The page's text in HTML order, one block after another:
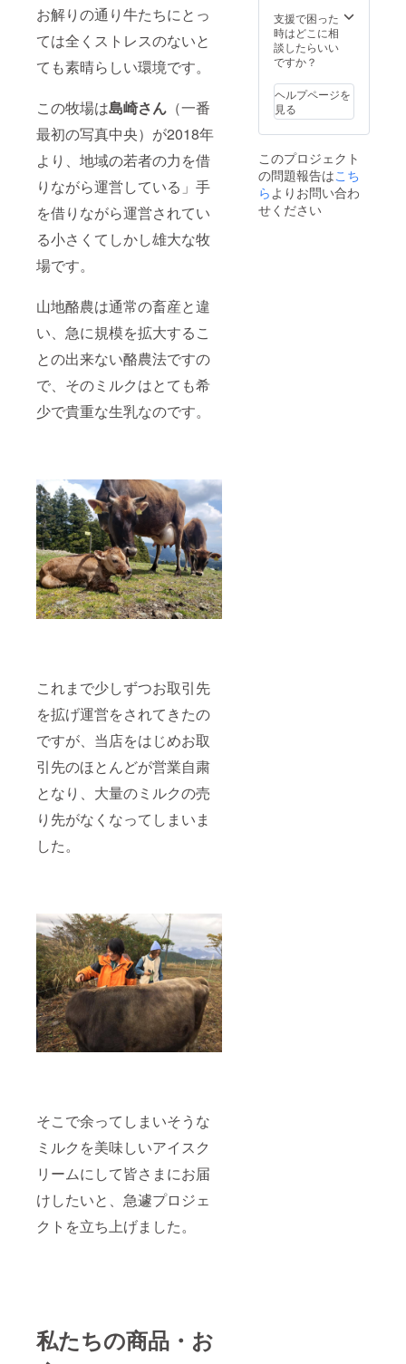
お解りの通り牛たちにとっ
ては全くストレスのないと
ても素晴らしい環境です。
この牧場は島崎さん （一番
最初の写真中央）が2018年
より、地域の若者の力を借
りながら運営している」手
を借りながら運営されてい
る小さくてしかし雄大な牧
場です。
山地酪農は通常の畜産と違
い、急に規模を拡大するこ
との出来ない酪農法ですの
で、そのミルクはとても希
少で貴重な生乳なのです。
これまで少しずつお取引先
を拡げ運営をされてきたの
ですが、当店をはじめお取
引先のほとんどが営業自粛
となり、大量のミルクの売
り先がなくなってしまいま
した。
そこで余ってしまいそうな
ミルクを美味しいアイスク
リームにして皆さまにお届
けしたいと、急遽プロジェ
クトを立ち上げました。
私たちの商品・お
支援で困った
時はどこに相
談したらいい
ですか？
ヘルプページを
見る
このプロジェクト
の問題報告はこち
ら よりお問い合わ
せください